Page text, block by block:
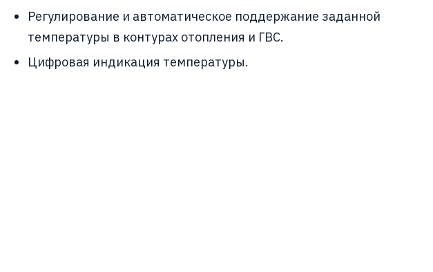
Регулирование и автоматическое поддержание заданной
температуры в контурах отопления и ГВС.
Цифровая индикация температуры.